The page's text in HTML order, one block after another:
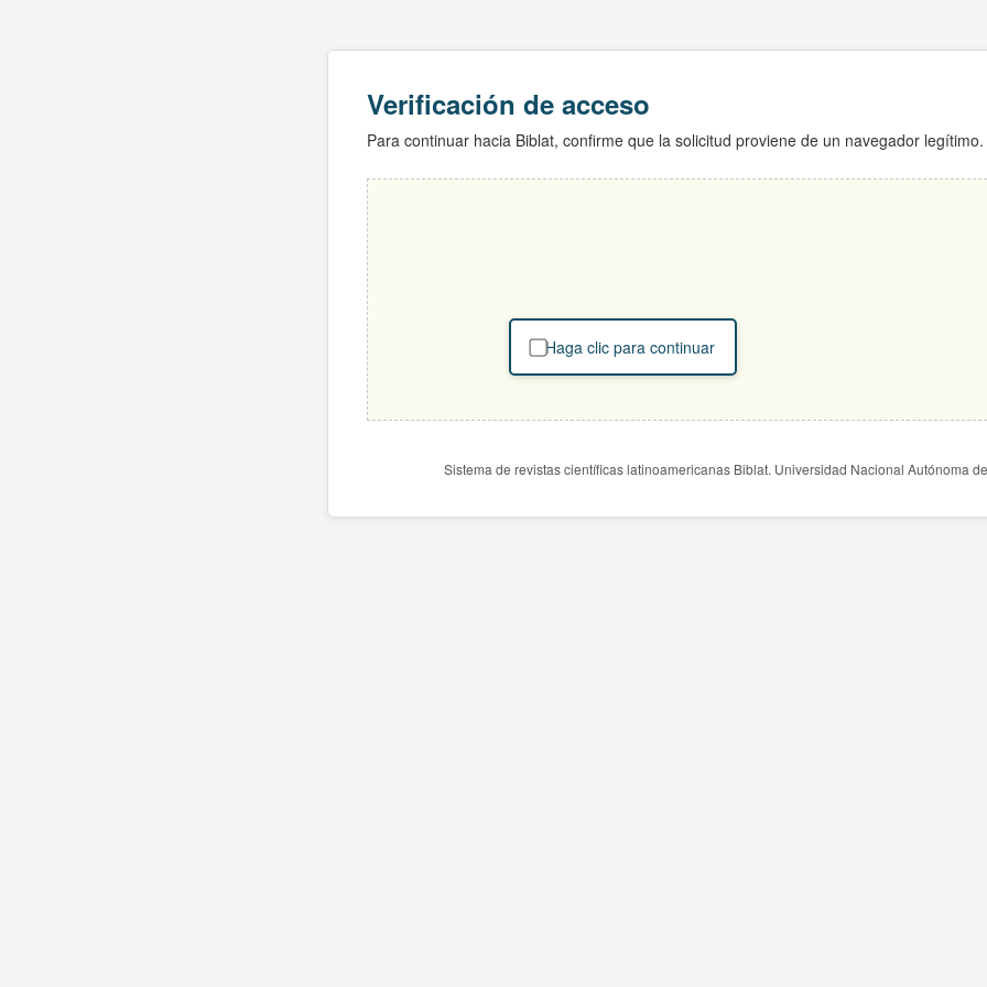
Verificación de acceso
Para continuar hacia Biblat, confirme que la solicitud proviene de un navegador legítimo.
Haga clic para continuar
Sistema de revistas científicas latinoamericanas Biblat. Universidad Nacional Autónoma